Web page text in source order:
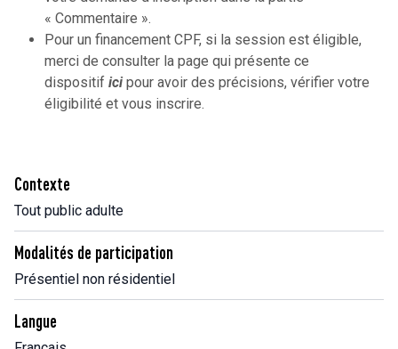
Contexte
Tout public adulte
Modalités de participation
Présentiel non résidentiel
Langue
« Commentaire ».
Pour un financement CPF, si la session est éligible,
merci de consulter la page qui présente ce
dispositif icipour avoir des précisions, vérifier votre
éligibilité et vous inscrire.